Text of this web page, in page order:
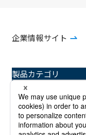
企業情報サイト
製品カテゴリ
業界・用途別
Solutionアーカイブ
SMKの強み
ニュースルーム